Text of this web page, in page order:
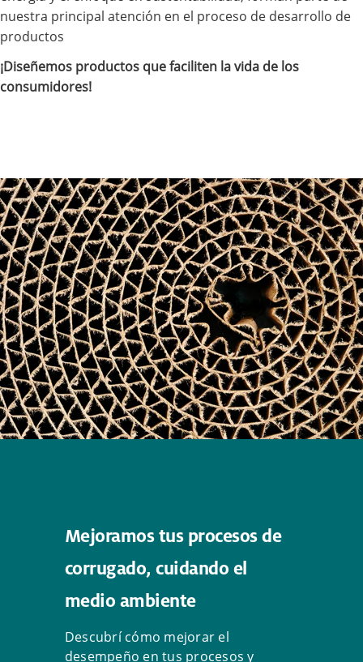
nuestra principal atención en el proceso de desarrollo de
productos
¡Diseñemos productos que faciliten la vida de los
consumidores!
Mejoramos tus procesos de
corrugado, cuidando el
medio ambiente
Descubrí cómo mejorar el
desempeño en tus procesos y